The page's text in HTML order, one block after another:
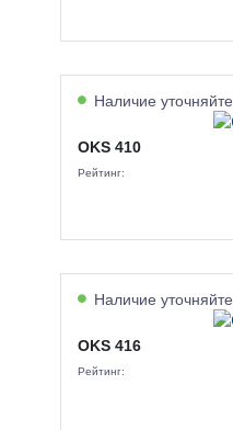
Наличие уточняйте
OKS 410
Рейтинг:
Наличие уточняйте
OKS 416
Рейтинг: